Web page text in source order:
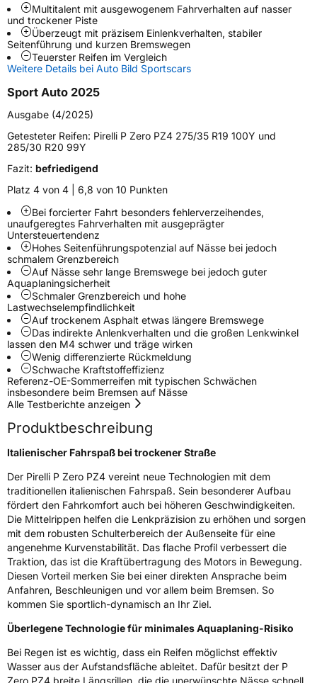
Weitere Eigenschaften
SchlauchtypTL
ZustandNeureifen
Verstärkt XL
FelgenschutzFP
Empfohlen für BMW
EU Label
EffizienzA
NasshaftungA
Rollgeräusch (Klasse)B
Rollgeräusch (dB)70
FahrzeugklasseC1
3PMSF / Schneeflockensymbol / Alpine-Symbol
EPREL ID 596811
Allgemeine Produktsicherheit (GPSR)
HerstellerkontaktPIRELLI TYRE SPA, Viale Piero e Alberto
Pirelli 25 20126 Milano Italien,
www.pirelli.com,
consumer.support@pirelli.com
Multitalent mit ausgewogenem Fahrverhalten auf nasser
und trockener Piste
Überzeugt mit präzisem Einlenkverhalten, stabiler
Seitenführung und kurzen Bremswegen
Teuerster Reifen im Vergleich
Weitere Details bei Auto Bild Sportscars
Sport Auto 2025
Ausgabe (4/2025)
Getesteter Reifen: Pirelli P Zero PZ4 275/35 R19 100Y und
285/30 R20 99Y
Fazit: befriedigend
Platz 4 von 4 | 6,8 von 10 Punkten
Bei forcierter Fahrt besonders fehlerverzeihendes,
unaufgeregtes Fahrverhalten mit ausgeprägter
Untersteuertendenz
Hohes Seitenführungspotenzial auf Nässe bei jedoch
schmalem Grenzbereich
Auf Nässe sehr lange Bremswege bei jedoch guter
Aquaplaningsicherheit
Schmaler Grenzbereich und hohe
Lastwechselempfindlichkeit
Auf trockenem Asphalt etwas längere Bremswege
Das indirekte Anlenkverhalten und die großen Lenkwinkel
lassen den M4 schwer und träge wirken
Wenig differenzierte Rückmeldung
Schwache Kraftstoffeffizienz
Referenz-OE-Sommerreifen mit typischen Schwächen
insbesondere beim Bremsen auf Nässe
Alle Testberichte anzeigen
Produktbeschreibung
Italienischer Fahrspaß bei trockener Straße
Der Pirelli P Zero PZ4 vereint neue Technologien mit dem
traditionellen italienischen Fahrspaß. Sein besonderer Aufbau
fördert den Fahrkomfort auch bei höheren Geschwindigkeiten.
Die Mittelrippen helfen die Lenkpräzision zu erhöhen und sorgen
mit dem robusten Schulterbereich der Außenseite für eine
angenehme Kurvenstabilität. Das flache Profil verbessert die
Traktion, das ist die Kraftübertragung des Motors in Bewegung.
Diesen Vorteil merken Sie bei einer direkten Ansprache beim
Anfahren, Beschleunigen und vor allem beim Bremsen. So
kommen Sie sportlich-dynamisch an Ihr Ziel.
Überlegene Technologie für minimales Aquaplaning-Risiko
Bei Regen ist es wichtig, dass ein Reifen möglichst effektiv
Wasser aus der Aufstandsfläche ableitet. Dafür besitzt der P
Zero PZ4 breite Längsrillen, die die unerwünschte Nässe schnell